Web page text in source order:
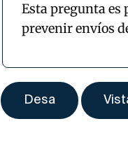
Esta pregunta
prevenir envíos